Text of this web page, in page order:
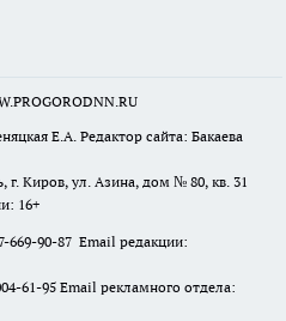
Е.А. Редактор сайта: Бакаева
г. Киров, ул. Азина, дом № 80, кв. 31
16+
669-90-87 Email редакции:
61-95 Email рекламного отдела: